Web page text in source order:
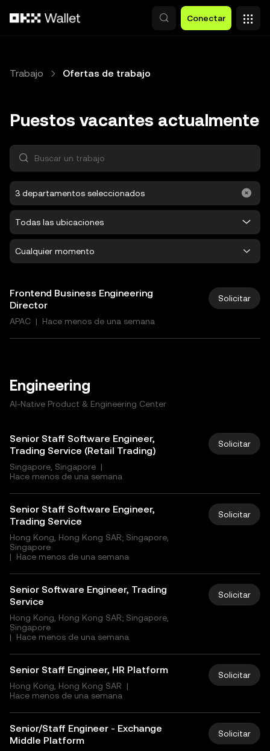
Conectar
Trabajo Ofertas de trabajo
Puestos vacantes actualmente
Buscar un trabajo
3 departamentos seleccionados
Todas las ubicaciones
Frontend Business Engineering
Director
APAC | Hace menos de una semana
Solicitar
Engineering
AI-Native Product & Engineering Center
Senior Staff Software Engineer,
Trading Service (Retail Trading)
Singapore, Singapore |
Hace menos de una semana
Solicitar
Senior Staff Software Engineer,
Trading Service
Hong Kong, Hong Kong SAR; Singapore,
Singapore
|
Hace menos de una semana
Solicitar
Senior Software Engineer, Trading
Service
Hong Kong, Hong Kong SAR; Singapore,
Singapore
|
Hace menos de una semana
Solicitar
Senior Staff Engineer, HR Platform
Hong Kong, Hong Kong SAR
|
Hace menos de una semana
Solicitar
Senior/Staff Engineer - Exchange
Middle Platform
Solicitar